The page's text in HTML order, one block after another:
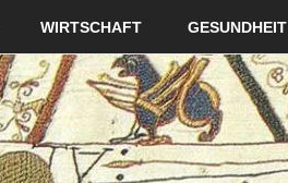
WIRTSCHAFT GESUNDHEIT